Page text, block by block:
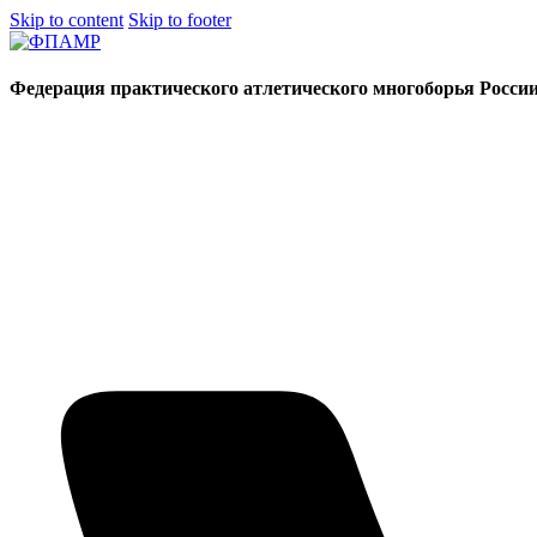
Skip to content Skip to footer
Федерация практического атлетического многоборья